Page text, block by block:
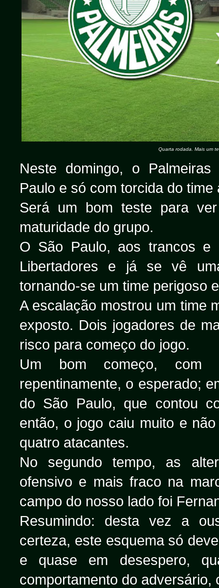
Quarta rodada. Mais um
Neste domingo, o
Paulo e só com torcida do time
Será um bom teste para
maturidade do grupo.
O São Paulo, aos trancos e
Libertadores e já se vê
tornando-se um time perigoso
A escalação mostrou um time
exposto. Dois jogadores de
risco para começo do jogo.
Um bom começo, com
repentinamente, o esperado;
do São Paulo, que contou
então, o jogo caiu muito e
quatro atacantes.
No segundo tempo, as
ofensivo e mais fraco na
campo do nosso lado foi
Resumindo: desta vez a
certeza, este esquema só
e quase em desespero,
comportamento do adversário,